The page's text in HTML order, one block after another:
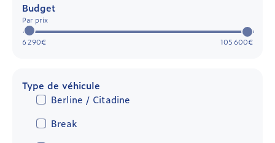
Budget
Par prix
6 290€ 105 600€
Type de véhicule
Berline / Citadine
Break